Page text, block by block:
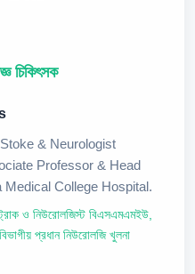
চিকিৎসক
& Neurologist
Professor & Head
College Hospital.
ও নিউরোলজিস্ট বিএসএমএমইউ,
প্রধান নিউরোলজি খুলনা